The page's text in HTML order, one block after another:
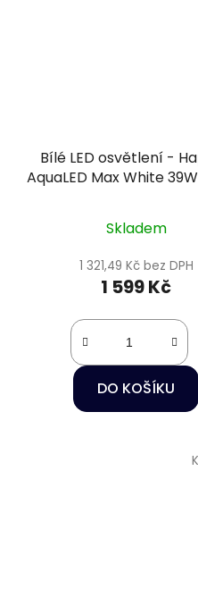
Bílé LED osvětlení -
AquaLED Max White
Skladem
1 321,49 Kč bez DPH
1 599 Kč
DO KOŠÍKU